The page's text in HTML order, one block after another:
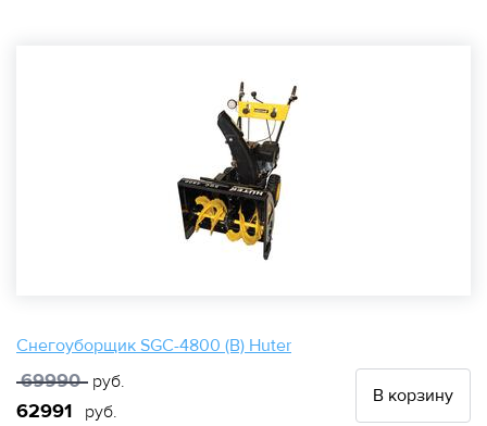
Снегоуборщик SGC-4800 (B) Huter
69990 руб.
62991 руб.
В корзину